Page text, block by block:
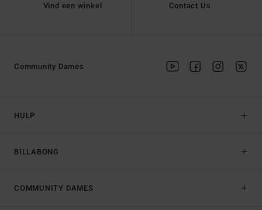
Vind een winkel Contact Us
HULP
BILLABONG
Community Dames
COMMUNITY DAMES